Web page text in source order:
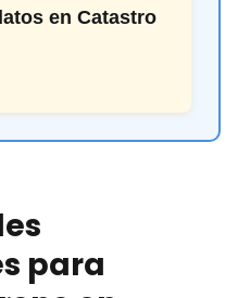
en Catastro
para